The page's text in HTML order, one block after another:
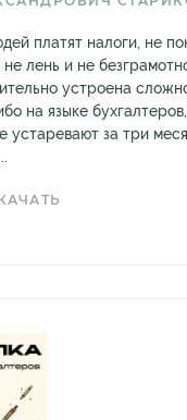
платят налоги, не
лень и не
устроена
на языке
устаревают за три